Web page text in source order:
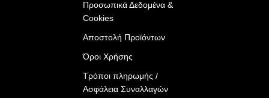
Προσωπικά Δεδομένα &
Cookies
Αποστολή Προϊόντων
Όροι Χρήσης
Τρόποι πληρωμής /
Ασφάλεια Συναλλαγών